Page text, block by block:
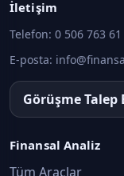
İletişim
Telefon: 0 506 763 61
E-posta:
Görüşme Talep
Finansal Analiz
Tüm Araçlar